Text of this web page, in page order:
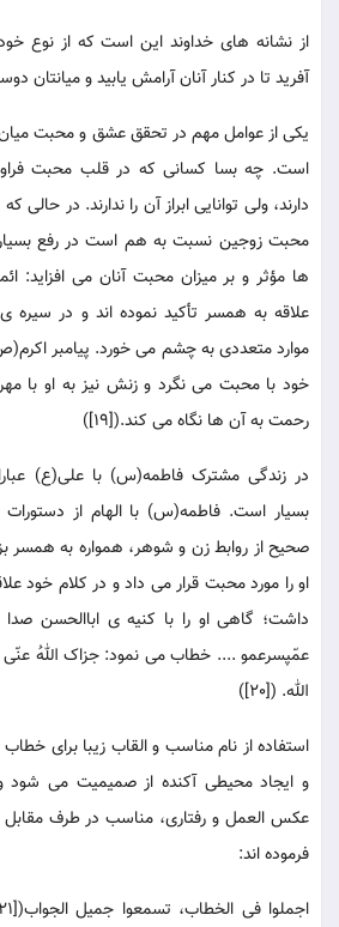
از نشانه های خداوند این است که از نوع
آفرید تا در کنار آنان آرامش یابید و میانتان
یکی از عوامل مهم در تحقق عشق و محبت
است. چه بسا کسانی که در قلب محبت
دارند، ولی توانایی ابراز آن را ندارند. در
محبت زوجین نسبت به هم است در رفع
ها مؤثر و بر میزان محبت آنان می افزاید:
علاقه به همسر تأکید نموده اند و در سیره
موارد متعددی به چشم می خورد. پیامبر
خود با محبت می نگرد و زنش نیز به او با
رحمت به آن ها نگاه می کند.([19])
در زندگی مشترک فاطمه(س) با علی(ع)
بسیار است. فاطمه(س) با الهام از دستورات
صحیح از روابط زن و شوهر، همواره به همسر
او را مورد محبت قرار می داد و در کلام خود
داشت؛ گاهی او را با کنیه ی اباالحسن
عمّپسرعمو .... خطاب می نمود: جزاک اللهُ عنّی
الله. ([20])
استفاده از نام مناسب و القاب زیبا برای
و ایجاد محیطی آکنده از صمیمیت می
عکس العمل و رفتاری، مناسب در طرف
فرموده اند: